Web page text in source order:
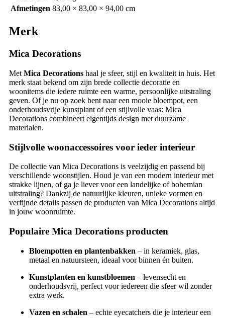
Afmetingen 83,00 × 83,00 × 94,00 cm
Merk
Mica Decorations
Met Mica Decorations haal je sfeer, stijl en kwaliteit in huis. Het
merk staat bekend om zijn brede collectie decoratie en
woonitems die iedere ruimte een warme, persoonlijke uitstraling
geven. Of je nu op zoek bent naar een mooie bloempot, een
onderhoudsvrije kunstplant of een stijlvolle vaas: Mica
Decorations combineert eigentijds design met duurzame
materialen.
Stijlvolle woonaccessoires voor ieder interieur
De collectie van Mica Decorations is veelzijdig en passend bij
verschillende woonstijlen. Houd je van een modern interieur met
strakke lijnen, of ga je liever voor een landelijke of bohemian
uitstraling? Dankzij de natuurlijke kleuren, unieke vormen en
verfijnde details passen de producten van Mica Decorations altijd
in jouw woonruimte.
Populaire Mica Decorations producten
Bloempotten en plantenbakken – in keramiek, glas,
metaal en natuursteen, ideaal voor binnen én buiten.
Kunstplanten en kunstbloemen – levensecht en
onderhoudsvrij, perfect voor iedereen die sfeer wil zonder
extra werk.
Vazen en schalen – echte eyecatchers die je interieur een